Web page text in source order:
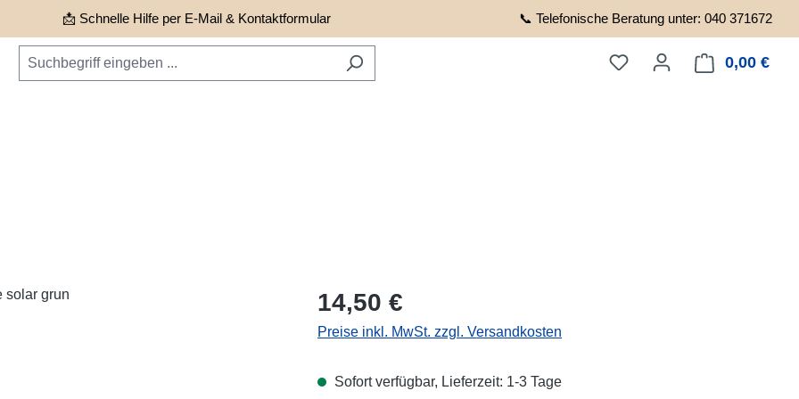
📩 Schnelle Hilfe per E-Mail & Kontaktformular 📞 Telefonische Beratung unter: 040 371672
0,00 €
Regulärer Preis:
14,50 €
Preise inkl. MwSt. zzgl. Versandkosten
Sofort verfügbar, Lieferzeit: 1-3 Tage